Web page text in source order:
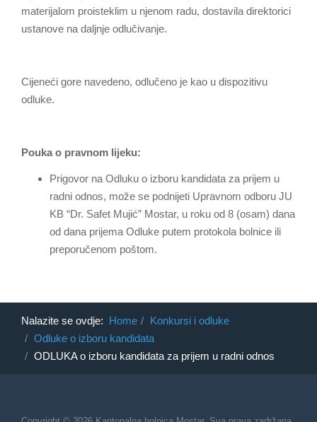
materijalom proisteklim u njenom radu, dostavila direktorici
ustanove na daljnje odlučivanje.
Cijeneći gore navedeno, odlučeno je kao u dispozitivu
odluke.
Pouka o pravnom lijeku:
Prigovor na Odluku o izboru kandidata za prijem u
radni odnos, može se podnijeti Upravnom odboru JU
KB “Dr. Safet Mujić” Mostar, u roku od 8 (osam) dana
od dana prijema Odluke putem protokola bolnice ili
preporučenom poštom.
Nalazite se ovdje: Home
Konkursi i odluke
Odluke o izboru kandidata
ODLUKA o izboru kandidata za prijem u radni odnos